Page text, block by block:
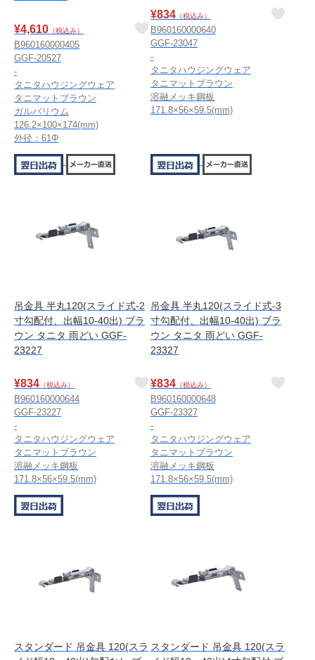
¥4,610 （税込み）
B960160000405
GGF-20527
-
タニタハウジングウェア
タニマットブラウン
ガルバリウム
126.2×100×174(mm)
外径：61Φ
¥834 （税込み）
B960160000640
GGF-23047
-
タニタハウジングウェア
タニマットブラウン
溶融メッキ鋼板
171.8×56×59.5(mm)
吊金具 半丸120(スライド式-2
寸勾配付、出幅10-40出) ブラ
ウン タニタ 雨どい GGF-
23227
¥834 （税込み）
B960160000644
GGF-23227
-
タニタハウジングウェア
タニマットブラウン
溶融メッキ鋼板
171.8×56×59.5(mm)
吊金具 半丸120(スライド式-3
寸勾配付、出幅10-40出) ブラ
ウン タニタ 雨どい GGF-
23327
¥834 （税込み）
B960160000648
GGF-23327
-
タニタハウジングウェア
タニマットブラウン
溶融メッキ鋼板
171.8×56×59.5(mm)
スタンダード 吊金具 120(スラ スタンダード 吊金具 120(スラ